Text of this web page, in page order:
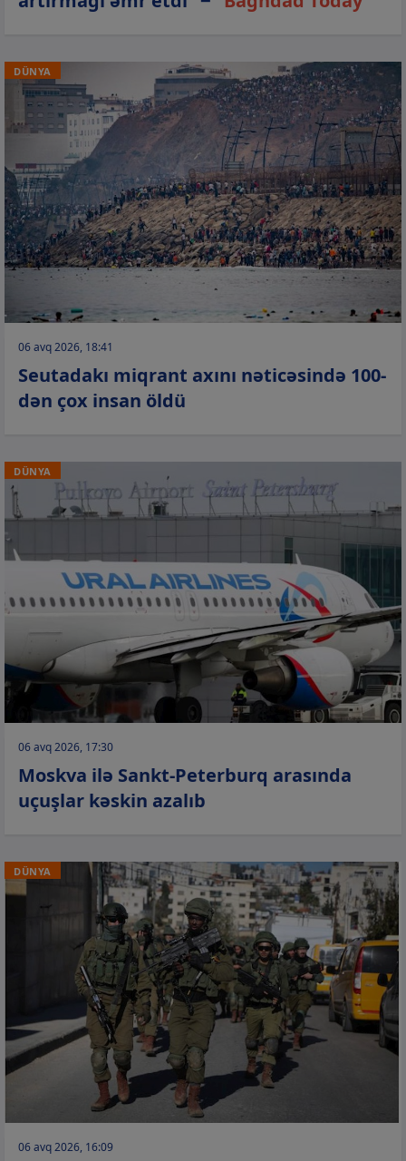
DÜNYA
06 avq 2026, 18:41
Seutadakı miqrant axını nəticəsində 100-
dən çox insan öldü
DÜNYA
06 avq 2026, 17:30
Moskva ilə Sankt-Peterburq arasında
uçuşlar kəskin azalıb
DÜNYA
06 avq 2026, 16:09